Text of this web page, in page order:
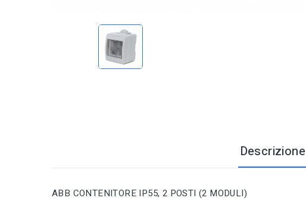
Descrizione
ABB CONTENITORE IP55, 2 POSTI (2 MODULI)